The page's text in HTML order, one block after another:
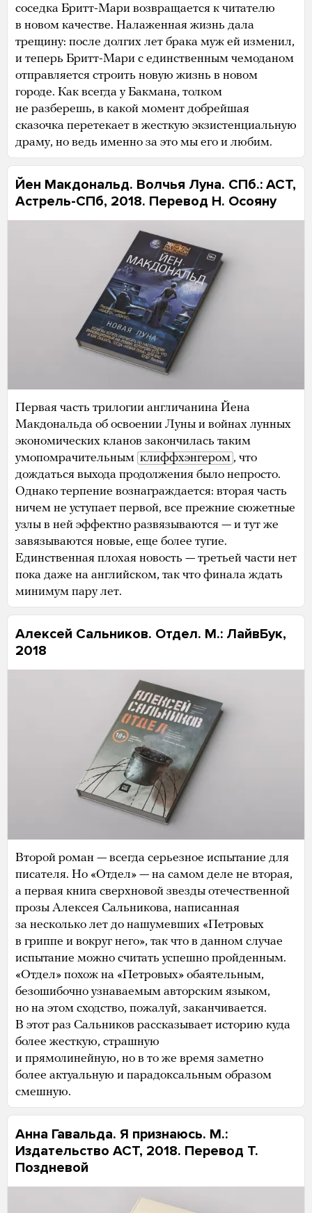
соседка Бритт-Мари возвращается к читателю
в новом качестве. Налаженная жизнь дала
трещину: после долгих лет брака муж ей изменил,
и теперь Бритт-Мари с единственным чемоданом
отправляется строить новую жизнь в новом
городе. Как всегда у Бакмана, толком
не разберешь, в какой момент добрейшая
сказочка перетекает в жесткую экзистенциальную
драму, но ведь именно за это мы его и любим.
Йен Макдональд. Волчья Луна. СПб.: АСТ,
Астрель-СПб, 2018. Перевод Н. Осояну
Первая часть трилогии англичанина Йена
Макдональда об освоении Луны и войнах лунных
экономических кланов закончилась таким
умопомрачительным клиффхэнгером , что
дождаться выхода продолжения было непросто.
Однако терпение вознаграждается: вторая часть
ничем не уступает первой, все прежние сюжетные
узлы в ней эффектно развязываются — и тут же
завязываются новые, еще более тугие.
Единственная плохая новость — третьей части нет
пока даже на английском, так что финала ждать
минимум пару лет.
Алексей Сальников. Отдел. М.: ЛайвБук,
2018
Второй роман — всегда серьезное испытание для
писателя. Но «Отдел» — на самом деле не вторая,
а первая книга сверхновой звезды отечественной
прозы Алексея Сальникова, написанная
за несколько лет до нашумевших «Петровых
в гриппе и вокруг него», так что в данном случае
испытание можно считать успешно пройденным.
«Отдел» похож на «Петровых» обаятельным,
безошибочно узнаваемым авторским языком,
но на этом сходство, пожалуй, заканчивается.
В этот раз Сальников рассказывает историю куда
более жесткую, страшную
и прямолинейную, но в то же время заметно
более актуальную и парадоксальным образом
смешную.
Анна Гавальда. Я признаюсь. М.:
Издательство АСТ, 2018. Перевод Т.
Поздневой